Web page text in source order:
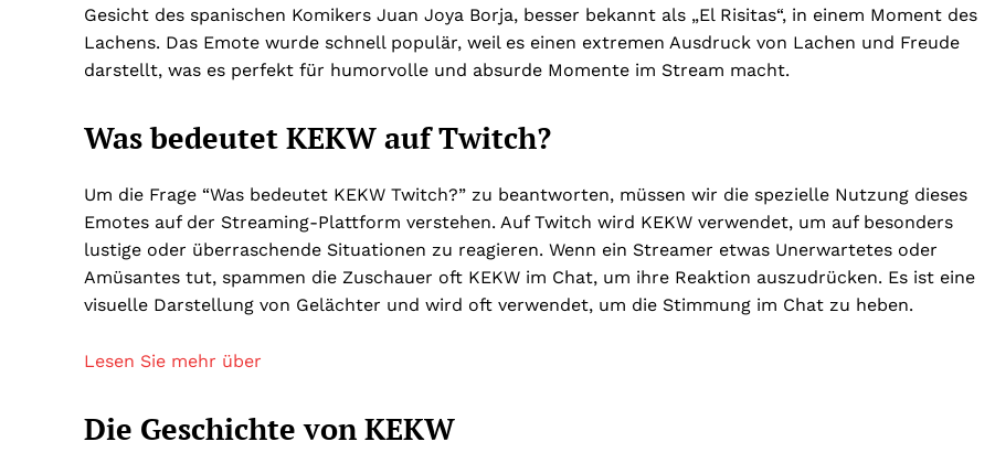
Gesicht des spanischen Komikers Juan Joya Borja, besser bekannt als „El Risitas“, in einem Moment des
Lachens. Das Emote wurde schnell populär, weil es einen extremen Ausdruck von Lachen und Freude
darstellt, was es perfekt für humorvolle und absurde Momente im Stream macht.
Was bedeutet KEKW auf Twitch?
Um die Frage “Was bedeutet KEKW Twitch?” zu beantworten, müssen wir die spezielle Nutzung dieses
Emotes auf der Streaming-Plattform verstehen. Auf Twitch wird KEKW verwendet, um auf besonders
lustige oder überraschende Situationen zu reagieren. Wenn ein Streamer etwas Unerwartetes oder
Amüsantes tut, spammen die Zuschauer oft KEKW im Chat, um ihre Reaktion auszudrücken. Es ist eine
visuelle Darstellung von Gelächter und wird oft verwendet, um die Stimmung im Chat zu heben.
Lesen Sie mehr über
Die Geschichte von KEKW